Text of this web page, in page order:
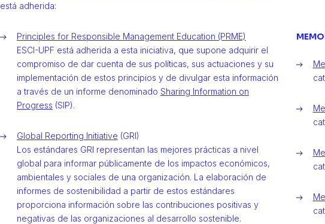
está adherida:
Principles for Responsible Management Education (PRME)
ESCI-UPF está adherida a esta iniciativa, que supone adquirir el
compromiso de dar cuenta de sus políticas, sus actuaciones y su
implementación de estos principios y de divulgar esta información
a través de un informe denominado Sharing Information on
Progress (SIP).
Global Reporting Initiative (GRI)
Los estándares GRI representan las mejores prácticas a nivel
global para informar públicamente de los impactos económicos,
ambientales y sociales de una organización. La elaboración de
informes de sostenibilidad a partir de estos estándares
proporciona información sobre las contribuciones positivas y
negativas de las organizaciones al desarrollo sostenible.